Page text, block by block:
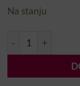
Na stanju
3 Step Trajni Lak –